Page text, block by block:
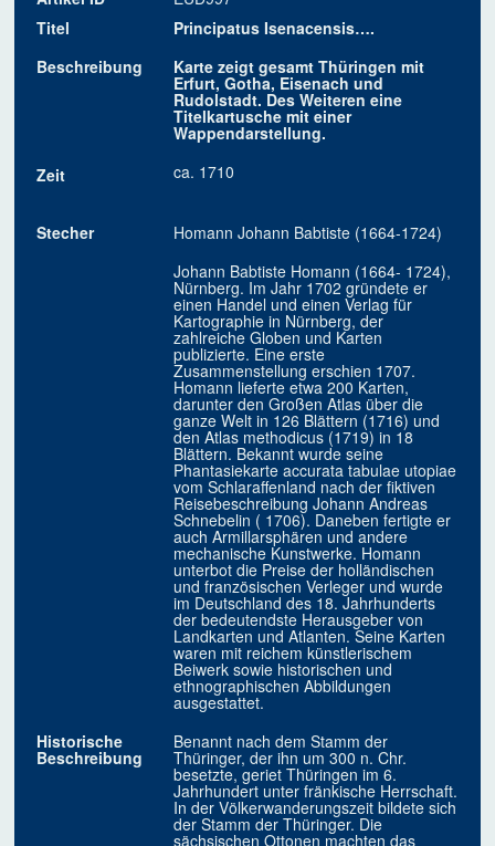
Titel
Principatus Isenacensis….
Beschreibung
Karte zeigt gesamt Thüringen mit
Erfurt, Gotha, Eisenach und
Rudolstadt. Des Weiteren eine
Titelkartusche mit einer
Wappendarstellung.
Zeit
ca. 1710
Stecher
Homann Johann Babtiste (1664-1724)
Johann Babtiste Homann (1664- 1724),
Nürnberg. Im Jahr 1702 gründete er
einen Handel und einen Verlag für
Kartographie in Nürnberg, der
zahlreiche Globen und Karten
publizierte. Eine erste
Zusammenstellung erschien 1707.
Homann lieferte etwa 200 Karten,
darunter den Großen Atlas über die
ganze Welt in 126 Blättern (1716) und
den Atlas methodicus (1719) in 18
Blättern. Bekannt wurde seine
Phantasiekarte accurata tabulae utopiae
vom Schlaraffenland nach der fiktiven
Reisebeschreibung Johann Andreas
Schnebelin ( 1706). Daneben fertigte er
auch Armillarsphären und andere
mechanische Kunstwerke. Homann
unterbot die Preise der holländischen
und französischen Verleger und wurde
im Deutschland des 18. Jahrhunderts
der bedeutendste Herausgeber von
Landkarten und Atlanten. Seine Karten
waren mit reichem künstlerischem
Beiwerk sowie historischen und
ethnographischen Abbildungen
ausgestattet.
Historische
Beschreibung
Benannt nach dem Stamm der
Thüringer, der ihn um 300 n. Chr.
besetzte, geriet Thüringen im 6.
Jahrhundert unter fränkische Herrschaft.
In der Völkerwanderungszeit bildete sich
der Stamm der Thüringer. Die
sächsischen Ottonen machten das